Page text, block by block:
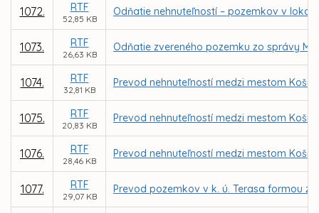
1072. RTF
52,85 KB
Odňatie nehnuteľností – pozemkov v
1073. RTF
26,63 KB
Odňatie zvereného pozemku zo správy
1074. RTF
32,81 KB
Prevod nehnuteľností medzi mestom
1075. RTF
20,83 KB
Prevod nehnuteľností medzi mestom
1076. RTF
28,46 KB
Prevod nehnuteľností medzi mestom
1077. RTF
29,07 KB
Prevod pozemkov v k. ú. Terasa formou